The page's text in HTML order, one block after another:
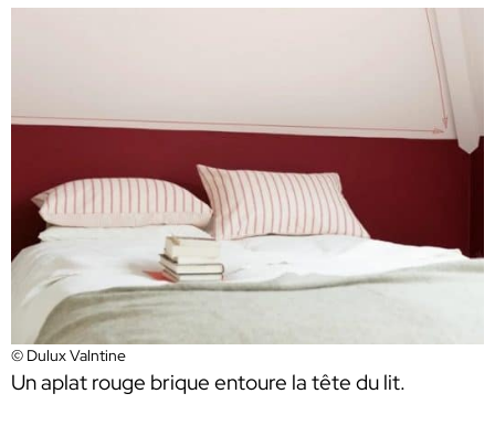
© Dulux Valntine
Un aplat rouge brique entoure la tête du lit.